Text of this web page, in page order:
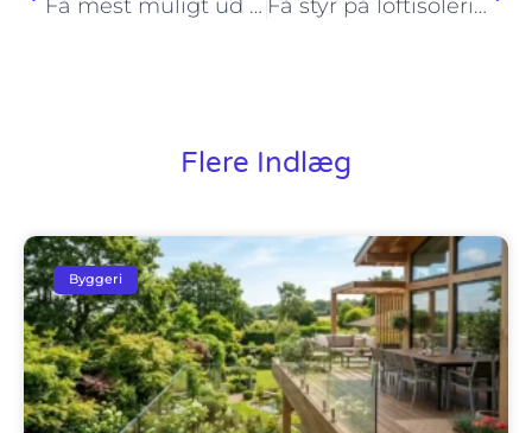
Få mest muligt ud af din betongulv pris – Tips og guides til dit næste projekt Få styr på loftisolering pris – din guide til energibesparende fordele
Flere Indlæg
Byggeri